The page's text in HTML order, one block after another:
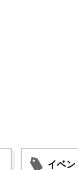
イベン